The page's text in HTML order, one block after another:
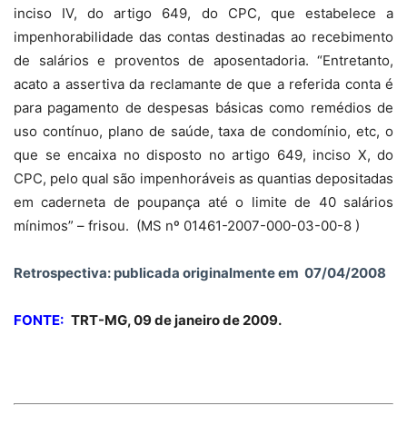
inciso IV, do artigo 649, do CPC, que estabelece a
impenhorabilidade das contas destinadas ao recebimento
de salários e proventos de aposentadoria. “Entretanto,
acato a assertiva da reclamante de que a referida conta é
para pagamento de despesas básicas como remédios de
uso contínuo, plano de saúde, taxa de condomínio, etc, o
que se encaixa no disposto no artigo 649, inciso X, do
CPC, pelo qual são impenhoráveis as quantias depositadas
em caderneta de poupança até o limite de 40 salários
mínimos” – frisou. (MS nº 01461-2007-000-03-00-8 )
Retrospectiva: publicada originalmente em 07/04/2008
FONTE: TRT-MG, 09 de janeiro de 2009.